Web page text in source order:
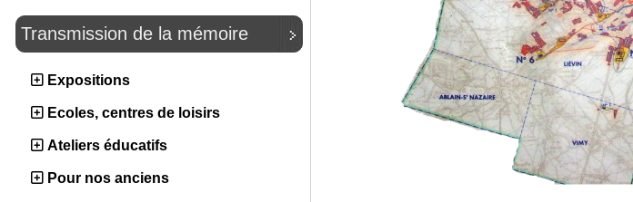
Transmission de la mémoire
Expositions
Ecoles, centres de loisirs
Ateliers éducatifs
Pour nos anciens